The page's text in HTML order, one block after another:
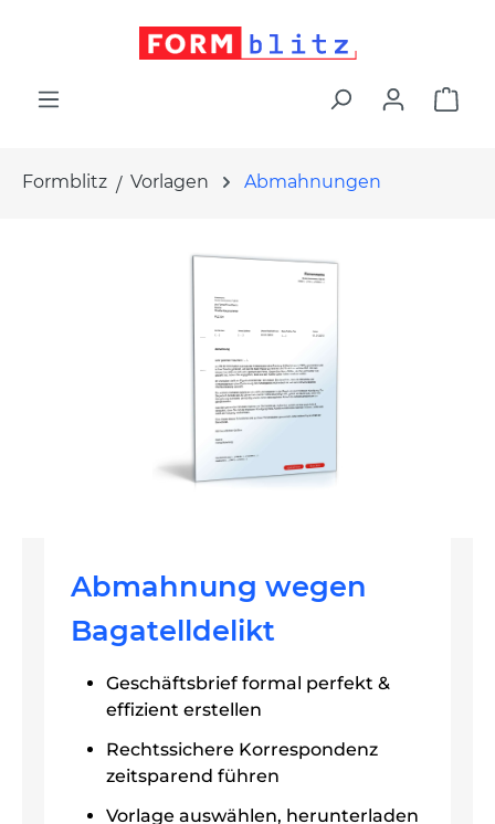
Formblitz Vorlagen Abmahnungen
Abmahnung wegen
Bagatelldelikt
Geschäftsbrief formal perfekt &
effizient erstellen
Rechtssichere Korrespondenz
zeitsparend führen
Vorlage auswählen, herunterladen